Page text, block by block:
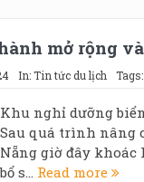
mở rộng
In:Tin tức du lịch
Khu nghỉ dưỡng
Sau quá trình nâng
Nẵng giờ đây
bổ s... Read more